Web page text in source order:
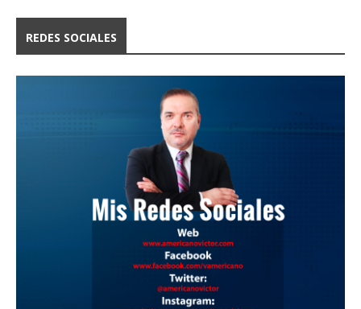
REDES SOCIALES